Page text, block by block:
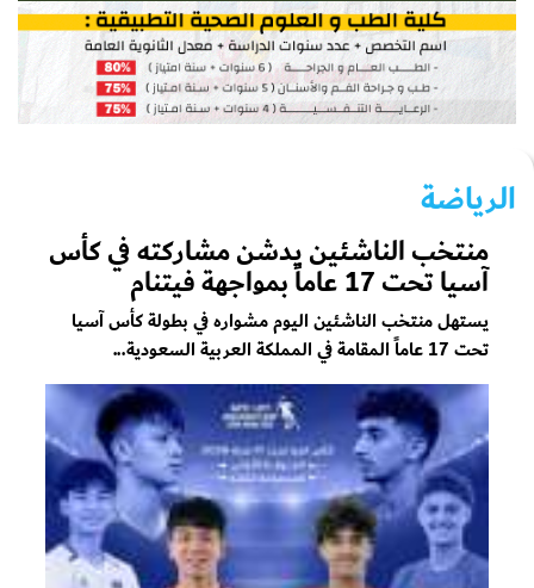
الرياضة
منتخب الناشئين يدشن مشاركته في كأس
آسيا تحت 17 عاماً بمواجهة فيتنام
يستهل منتخب الناشئين اليوم مشواره في بطولة كأس آسيا
تحت 17 عاماً المقامة في المملكة العربية السعودية...